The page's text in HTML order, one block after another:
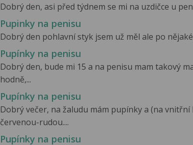
Dobrý den, asi před týdnem se mi na uzdičce u
Pupinky na penisu
Dobrý den pohlavní styk jsem už měl ale po
Pupínky na penisu
Dobrý den, bude mi 15 a na penisu mam takový
hodně,...
Pupínky na penisu
Dobrý večer, na žaludu mám pupínky a (na vnitřní
červenou-rudou....
Pupínky na penisu